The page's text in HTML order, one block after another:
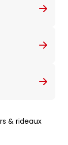
& rideaux